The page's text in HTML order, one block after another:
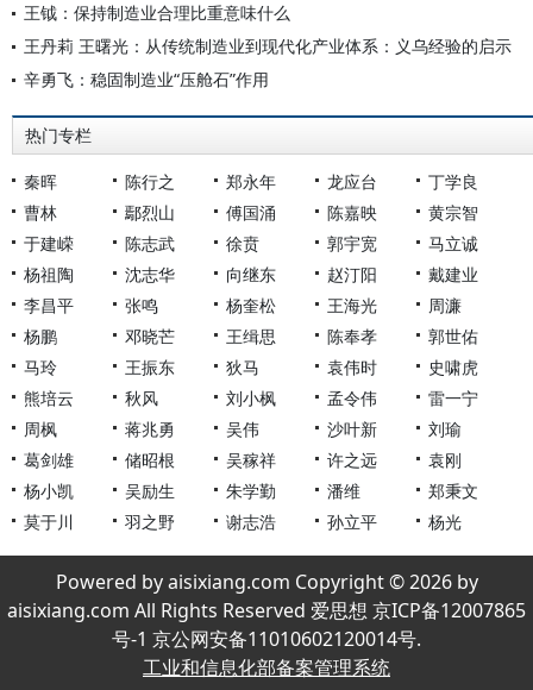
王钺：保持制造业合理比重意味什么
王丹莉 王曙光：从传统制造业到现代化产业体系：义乌经验的启示
辛勇飞：稳固制造业“压舱石”作用
热门专栏
秦晖 陈行之 郑永年 龙应台
丁学良
曹林
鄢烈山 傅国涌 陈嘉映
黄宗智
于建嵘
陈志武 徐贲 郭宇宽
马立诚
杨祖陶
沈志华 向继东 赵汀阳
戴建业
李昌平
张鸣 杨奎松 王海光
周濂
杨鹏
邓晓芒 王缉思 陈奉孝
郭世佑
马玲
王振东 狄马 袁伟时
史啸虎
熊培云
秋风 刘小枫 孟令伟
雷一宁
周枫
蒋兆勇 吴伟 沙叶新
刘瑜
葛剑雄
储昭根 吴稼祥 许之远
袁刚
杨小凯
吴励生 朱学勤 潘维
郑秉文
莫于川
羽之野 谢志浩 孙立平 杨光
Powered by aisixiang.com Copyright © 2026 by
aisixiang.com All Rights Reserved 爱思想 京ICP备12007865
号-1 京公网安备11010602120014号.
工业和信息化部备案管理系统